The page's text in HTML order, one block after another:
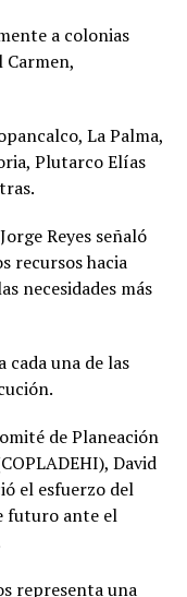
a colonias
Carmen,
La Palma,
Plutarco Elías
Reyes señaló
recursos hacia
necesidades más
cada una de las
de Planeación
David
el esfuerzo del
futuro ante el
representa una